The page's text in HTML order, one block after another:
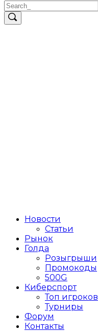
Новости
Статьи
Рынок
Голда
Розыгрыши
Промокоды
500G
Киберспорт
Топ игроков
Турниры
Форум
Контакты